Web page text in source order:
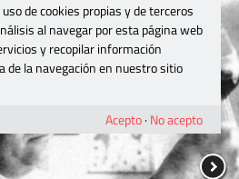
de cookies propias y de terceros
al navegar por esta página web
y recopilar información
la navegación en nuestro sitio
Acepto· No acepto